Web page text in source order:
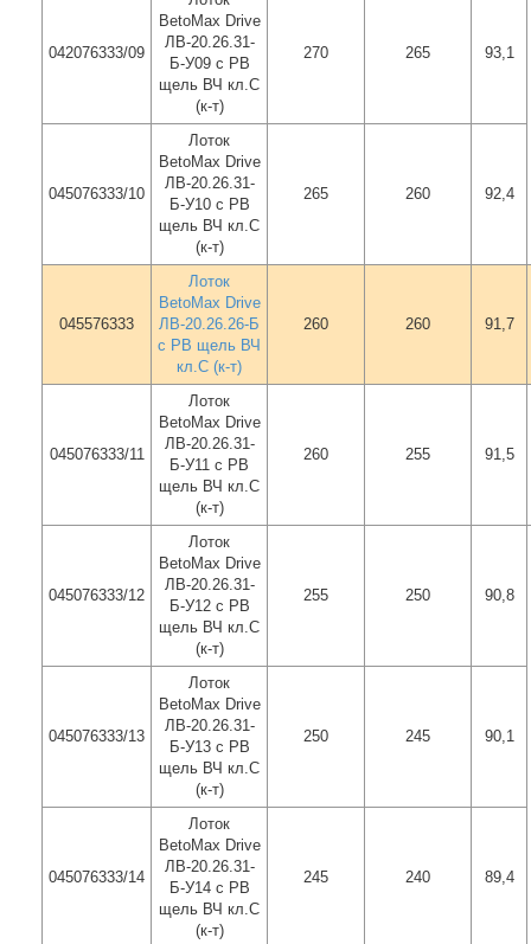
042076333/09
BetoMax Drive
ЛВ-20.26.31-
Б-У09 с РВ
щель ВЧ кл.C
(к-т)
270 265 93,1
045076333/10
Лоток
BetoMax Drive
ЛВ-20.26.31-
Б-У10 с РВ
щель ВЧ кл.C
(к-т)
265 260 92,4
045576333
Лоток
BetoMax Drive
ЛВ-20.26.26-Б
с РВ щель ВЧ
кл.С (к-т)
260 260 91,7
045076333/11
Лоток
BetoMax Drive
ЛВ-20.26.31-
Б-У11 с РВ
щель ВЧ кл.C
(к-т)
260 255 91,5
045076333/12
Лоток
BetoMax Drive
ЛВ-20.26.31-
Б-У12 с РВ
щель ВЧ кл.C
(к-т)
255 250 90,8
045076333/13
Лоток
BetoMax Drive
ЛВ-20.26.31-
Б-У13 с РВ
щель ВЧ кл.C
(к-т)
250 245 90,1
045076333/14
Лоток
BetoMax Drive
ЛВ-20.26.31-
Б-У14 с РВ
щель ВЧ кл.C
(к-т)
245 240 89,4